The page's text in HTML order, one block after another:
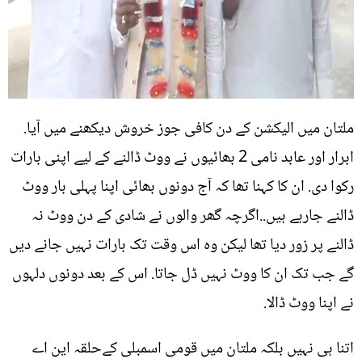
ملتان میں الیکشن کے دن کافی جوز خروش دیکھنے میں آیا.
ابرار اور عابد نامی 2 بھائیوں نے ووٹ ڈالنے کے لیے اپنی بارات
رکوا دی. ان کا کہنا تھا کہ آج دونوں بھائی اپنا پہلی بار ووٹ
ڈالنے جارہے ہیں..اگرچہ گھر والوں نے شادی کے دن ووٹ نہ
ڈالنے پر زور دیا تھا لیکن وہ اس وقت تک بارات نہیں جانے دیں
گے جب تک ان کا ووٹ نہیں ڈل جاتا. اس کے بعد دونوں دلہوں
نے اپنا ووٹ ڈالا.
اتنا ہی نہیں بلکہ ملتان میں قومی اسمبلی کےحلقہ این اے